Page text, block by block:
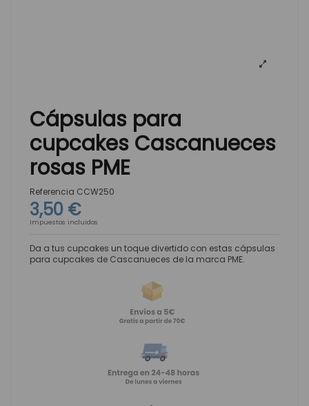
Cápsulas para
cupcakes Cascanueces
rosas PME
Referencia CCW250
3,50 €
Impuestos incluidos
Da a tus cupcakes un toque divertido con estas cápsulas
para cupcakes de Cascanueces de la marca PME.